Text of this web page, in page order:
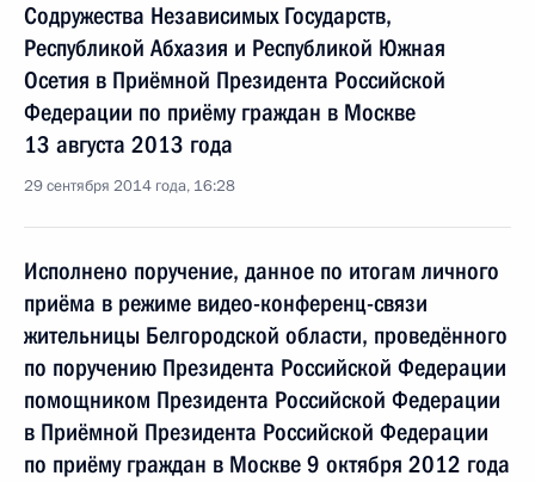
Содружества Независимых Государств,
Республикой Абхазия и Республикой Южная
Осетия в Приёмной Президента Российской
Федерации по приёму граждан в Москве
13 августа 2013 года
29 сентября 2014 года, 16:28
Исполнено поручение, данное по итогам личного
приёма в режиме видео-конференц-связи
жительницы Белгородской области, проведённого
по поручению Президента Российской Федерации
помощником Президента Российской Федерации
в Приёмной Президента Российской Федерации
по приёму граждан в Москве 9 октября 2012 года